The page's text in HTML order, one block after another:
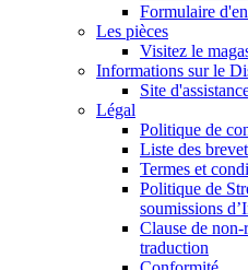
Formulaire
Les pièces
Visitez le
Informations sur le
Site
Légal
Politique de
Liste des
Termes et
Politique de
soumissions
Clause de
traduction